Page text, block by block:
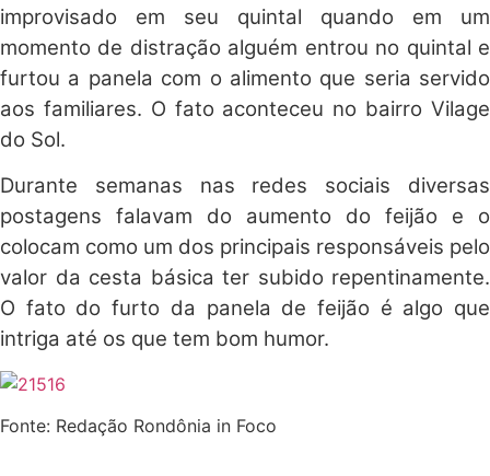
improvisado em seu quintal quando em um
momento de distração alguém entrou no quintal e
furtou a panela com o alimento que seria servido
aos familiares. O fato aconteceu no bairro Vilage
do Sol.
Durante semanas nas redes sociais diversas
postagens falavam do aumento do feijão e o
colocam como um dos principais responsáveis pelo
valor da cesta básica ter subido repentinamente.
O fato do furto da panela de feijão é algo que
intriga até os que tem bom humor.
Fonte: Redação Rondônia in Foco